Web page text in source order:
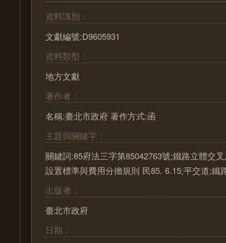
資料識別：
文獻編號:D9605931
資料類型：
地方文獻
著作者：
名稱:臺北市政府 著作方式:函
主題與關鍵字：
關鍵詞:85府法三字第85042763號;鐵路立體交
設置標準與費用分擔規則 民85. 6.15;平交道;鐵
出版者：
臺北市政府
日期：